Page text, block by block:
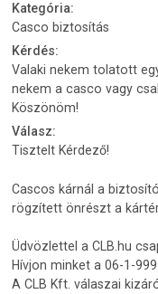
Kategória:
Casco biztosítás
Kérdés:
Valaki nekem tolatott
nekem a casco vagy
Köszönöm!
Válasz:
Tisztelt Kérdező!
Cascos kárnál a
rögzített önrészt a
Üdvözlettel a CLB.hu
Hívjon minket a 06-1-
A CLB Kft. válaszai